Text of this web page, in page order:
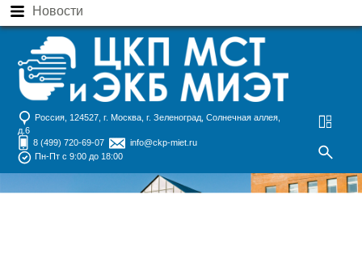
Новости
Россия, 124527, г. Москва, г. Зеленоград, Солнечная аллея,
д.6
8 (499) 720-69-07
info@ckp-miet.ru
Пн-Пт с 9:00 до 18:00